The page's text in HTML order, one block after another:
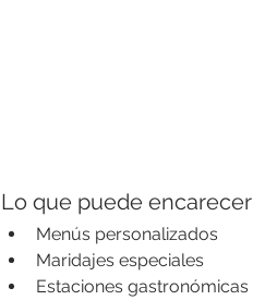
Lo que puede
Menús personalizados
Maridajes especiales
Estaciones gastronómicas